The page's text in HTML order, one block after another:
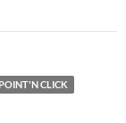
POINT'N CLICK